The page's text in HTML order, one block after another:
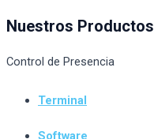
Nuestros Productos
Control de Presencia
Terminal
Software